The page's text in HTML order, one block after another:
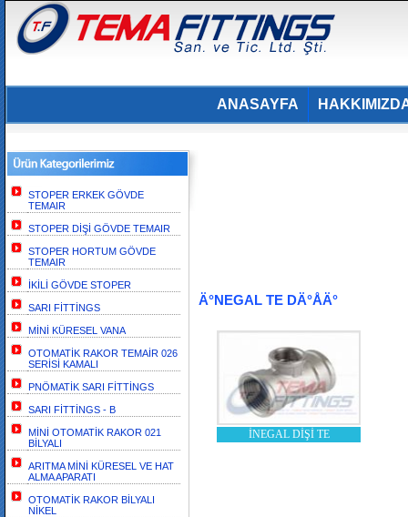
ANASAYFA
STOPER ERKEK GÖVDE
TEMAIR
STOPER DİŞİ GÖVDE TEMAIR
STOPER HORTUM GÖVDE
TEMAIR
İKİLİ GÖVDE STOPER
SARI FİTTİNGS
MİNİ KÜRESEL VANA
OTOMATİK RAKOR TEMAİR 026
SERİSİ KAMALI
PNÖMATİK SARI FİTTİNGS
SARI FİTTİNGS - B
MİNİ OTOMATİK RAKOR 021
BİLYALI
ARITMA MİNİ KÜRESEL VE HAT
ALMA APARATI
OTOMATİK RAKOR BİLYALI
NİKEL
Ä°NEGAL TE DÄ°ÅÄ°
İNEGAL DİŞİ TE